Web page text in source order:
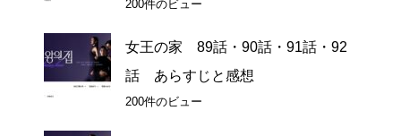
200件のビュー
女王の家 89話・90話・91話・92
話 あらすじと感想
200件のビュー